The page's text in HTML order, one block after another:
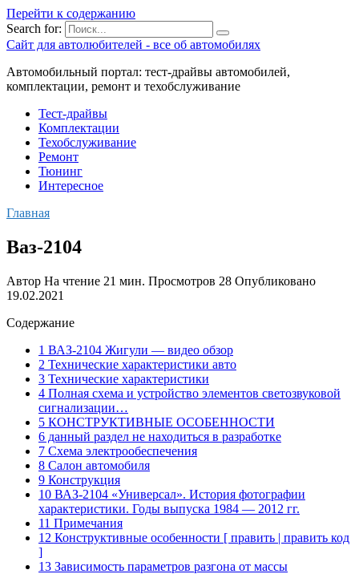
Перейти к содержанию
Search for:
Сайт для автолюбителей - все об автомобилях
Автомобильный портал: тест-драйвы автомобилей,
комплектации, ремонт и техобслуживание
Тест-драйвы
Комплектации
Техобслуживание
Ремонт
Тюнинг
Интересное
Главная
Ваз-2104
Автор На чтение 21 мин. Просмотров 28 Опубликовано
19.02.2021
Содержание
1 ВАЗ-2104 Жигули — видео обзор
2 Технические характеристики авто
3 Технические характеристики
4 Полная схема и устройство элементов светозвуковой
сигнализации…
5 КОНСТРУКТИВНЫЕ ОСОБЕННОСТИ
6 данный раздел не находиться в разработке
7 Схема электрообеспечения
8 Салон автомобиля
9 Конструкция
10 ВАЗ-2104 «Универсал». История фотографии
характеристики. Годы выпуска 1984 — 2012 гг.
11 Примечания
12 Конструктивные особенности [ править | править код
]
13 Зависимость параметров разгона от массы